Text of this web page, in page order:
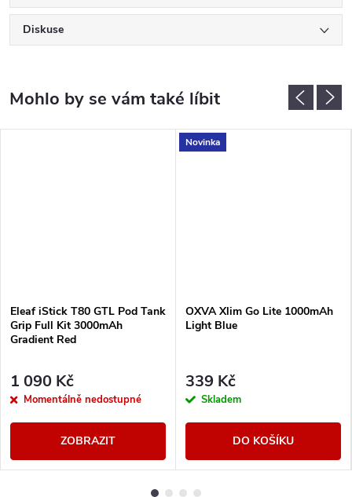
Diskuse
Eleaf iStick T80 GTL Pod Tank
Grip Full Kit 3000mAh
Gradient Red
1 090 Kč
Momentálně nedostupné
ZOBRAZIT
Novinka
OXVA Xlim Go Lite 1000mAh
Light Blue
339 Kč
Skladem
DO KOŠÍKU